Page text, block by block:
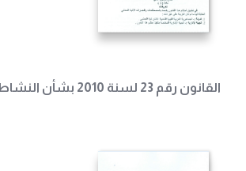
القانون رقم 23 لسنة 2010 بشأن النشاط التجاري